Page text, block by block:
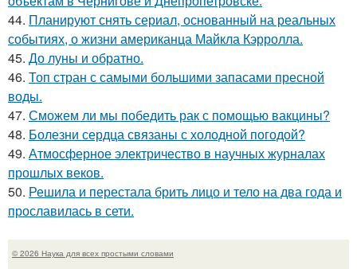
44. Планируют снять сериал, основанный на реальных
событиях, о жизни американца Майкла Кэрролла.
45. До луны и обратно.
46. Топ стран с самыми большими запасами пресной
воды.
47. Сможем ли мы победить рак с помощью вакцины?
48. Болезни сердца связаны с холодной погодой?
49. Атмосферное электричество в научных журналах
прошлых веков.
50. Решила и перестала брить лицо и тело на два года и
прославилась в сети.
© 2026 Наука для всех простыми словами